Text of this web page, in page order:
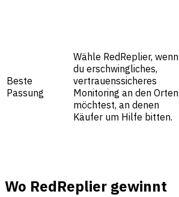
Beste
Passung
Wähle RedReplier, wenn
du erschwingliches,
vertrauenssicheres
Monitoring an den Orten
möchtest, an denen
Käufer um Hilfe bitten.
Wo RedReplier gewinnt